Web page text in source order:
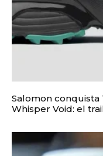
Salomon conquista
Whisper Void: el